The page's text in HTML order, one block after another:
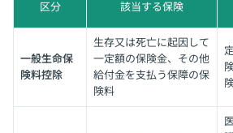
区分 該当する保険
一般生命保
険料控除
生存又は死亡に起因して
一定額の保険金、その他
給付金を支払う保障の保
険料